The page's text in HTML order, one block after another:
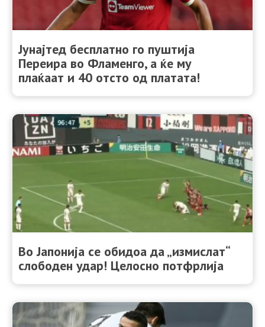
Јунајтед бесплатно го пуштија
Переира во Фламенго, а ќе му
плаќаат и 40 отсто од платата!
Во Јапонија се обидоа да „измислат“
слободен удар! Целосно потфрлија